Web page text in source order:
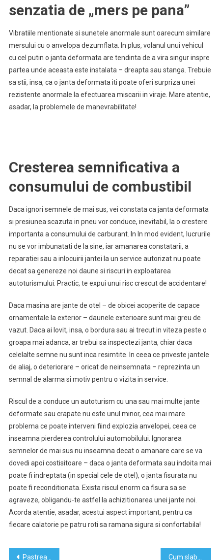
senzatia de „mers pe pana”
Vibratiile mentionate si sunetele anormale sunt oarecum similare
mersului cu o anvelopa dezumflata. In plus, volanul unui vehicul
cu cel putin o janta deformata are tendinta de a vira singur inspre
partea unde aceasta este instalata – dreapta sau stanga. Trebuie
sa stii, insa, ca o janta deformata iti poate oferi surpriza unei
rezistente anormale la efectuarea miscarii in viraje. Mare atentie,
asadar, la problemele de manevrabilitate!
Cresterea semnificativa a
consumului de combustibil
Daca ignori semnele de mai sus, vei constata ca janta deformata
si presiunea scazuta in pneu vor conduce, inevitabil, la o crestere
importanta a consumului de carburant. In In mod evident, lucrurile
nu se vor imbunatati de la sine, iar amanarea constatarii, a
reparatiei sau a inlocuirii jantei la un service autorizat nu poate
decat sa genereze noi daune si riscuri in exploatarea
autoturismului. Practic, te expui unui risc crescut de accidentare!
Daca masina are jante de otel – de obicei acoperite de capace
ornamentale la exterior – daunele exterioare sunt mai greu de
vazut. Daca ai lovit, insa, o bordura sau ai trecut in viteza peste o
groapa mai adanca, ar trebui sa inspectezi janta, chiar daca
celelalte semne nu sunt inca resimtite. In ceea ce priveste jantele
de aliaj, o deteriorare – oricat de neinsemnata – reprezinta un
semnal de alarma si motiv pentru o vizita in service.
Riscul de a conduce un autoturism cu una sau mai multe jante
deformate sau crapate nu este unul minor, cea mai mare
problema ce poate interveni fiind explozia anvelopei, ceea ce
inseamna pierderea controlului automobilului. Ignorarea
semnelor de mai sus nu inseamna decat o amanare care se va
dovedi apoi costisitoare – daca o janta deformata sau indoita mai
poate fi indreptata (in special cele de otel), o janta fisurata nu
poate fi reconditionata. Exista riscul enorm ca fisura sa se
agraveze, obligandu-te astfel la achizitionarea unei jante noi.
Acorda atentie, asadar, acestui aspect important, pentru ca
fiecare calatorie pe patru roti sa ramana sigura si confortabila!
Pastreaza pasiunea in relatia de cuplu